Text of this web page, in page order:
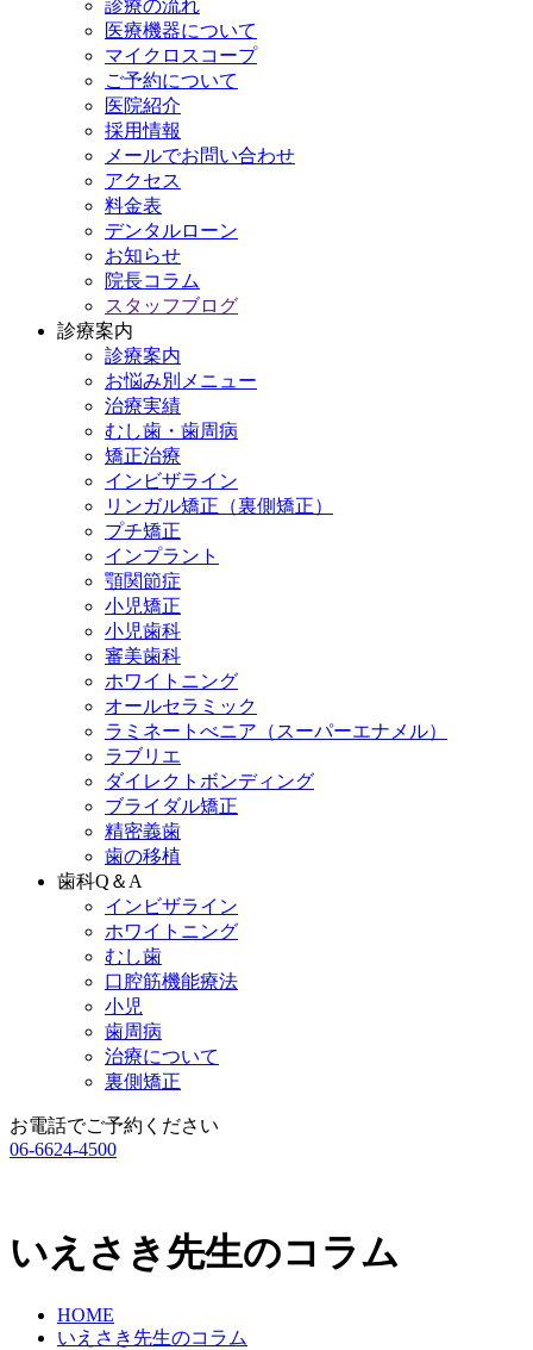
診療の流れ
医療機器について
マイクロスコープ
ご予約について
医院紹介
採用情報
メールでお問い合わせ
アクセス
料金表
デンタルローン
お知らせ
院長コラム
スタッフブログ
診療案内
診療案内
お悩み別メニュー
治療実績
むし歯・歯周病
矯正治療
インビザライン
リンガル矯正（裏側矯正）
プチ矯正
インプラント
顎関節症
小児矯正
小児歯科
審美歯科
ホワイトニング
オールセラミック
ラミネートべニア （スーパーエナメル）
ラブリエ
ダイレクトボンディング
ブライダル矯正
精密義歯
歯の移植
歯科Q＆A
インビザライン
ホワイトニング
むし歯
口腔筋機能療法
小児
歯周病
治療について
裏側矯正
お電話でご予約ください
06-6624-4500
いえさき先生のコラム
HOME
いえさき先生のコラム